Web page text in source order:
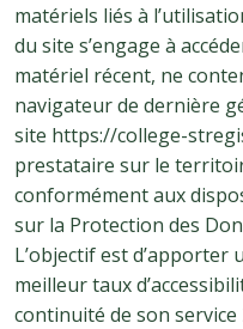
matériels liés à
du site s’engage à
matériel récent, ne
navigateur de dernière
site https://college-
prestataire sur le
conformément aux
sur la Protection des
L’objectif est
meilleur taux
continuité de son